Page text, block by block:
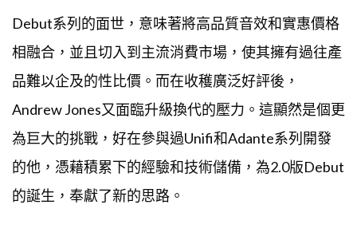
Debut系列的面世，意味著將高品質音效和實惠價格
相融合，並且切入到主流消費市場，使其擁有過往產
品難以企及的性比價。而在收穫廣泛好評後，
Andrew Jones又面臨升級換代的壓力。這顯然是個更
為巨大的挑戰，好在參與過Unifi和Adante系列開發
的他，憑藉積累下的經驗和技術儲備，為2.0版Debut
的誕生，奉獻了新的思路。